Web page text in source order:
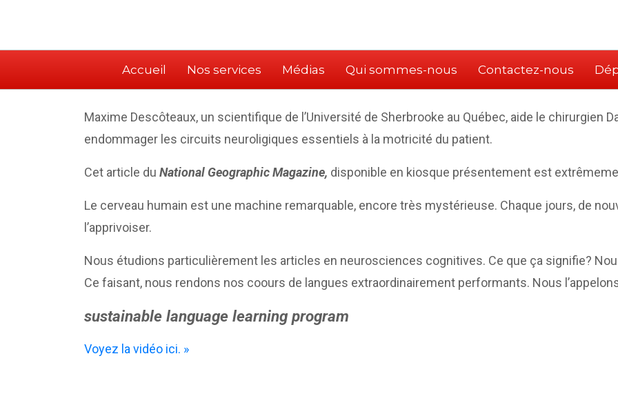
Accueil Nos services Médias Qui sommes-nous Contactez-nous
Maxime Descôteaux, un scientifique de l’Université de Sherbrooke au Québec, aide le chirurgien
endommager les circuits neuroligiques essentiels à la motricité du patient.
Cet article du National Geographic Magazine, disponible en kiosque présentement est
Le cerveau humain est une machine remarquable, encore très mystérieuse. Chaque jours, de
l’apprivoiser.
Nous étudions particulièrement les articles en neurosciences cognitives. Ce que ça signifie?
Ce faisant, nous rendons nos coours de langues extraordinairement performants. Nous
sustainable language learning program
Voyez la vidéo ici. »